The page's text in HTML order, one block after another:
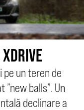
pe un teren de
balls”. Un
declinare a